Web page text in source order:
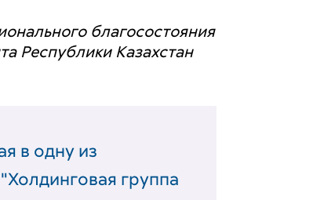
благосостояния
Республики Казахстан
в одну из
группа